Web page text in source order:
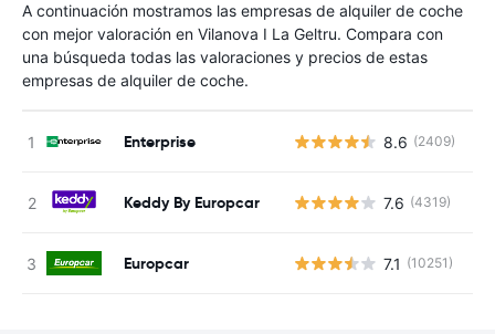
A continuación mostramos las empresas de alquiler de coche
con mejor valoración en Vilanova I La Geltru. Compara con
una búsqueda todas las valoraciones y precios de estas
empresas de alquiler de coche.
Enterprise 8.6 (2409)
Keddy By Europcar 7.6 (4319)
Europcar 7.1 (10251)